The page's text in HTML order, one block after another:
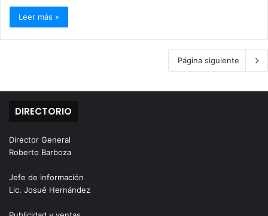
Leer más »
Página siguiente
DIRECTORIO
Director General
Roberto Barboza
Jefe de información
Lic. Josué Hernández